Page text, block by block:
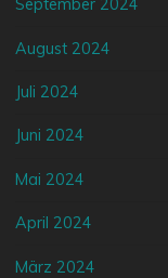
September 2024
August 2024
Juli 2024
Juni 2024
Mai 2024
April 2024
März 2024